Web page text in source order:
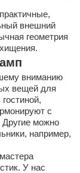
внешний
геометрия
вниманию
вещей для
с
можно
например,
У нас